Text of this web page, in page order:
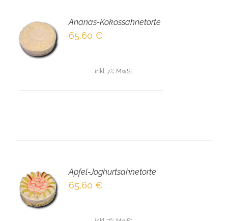
Ananas-Kokossahnetorte
65,60 €
inkl. 7% MwSt.
Apfel-Joghurtsahnetorte
65,60 €